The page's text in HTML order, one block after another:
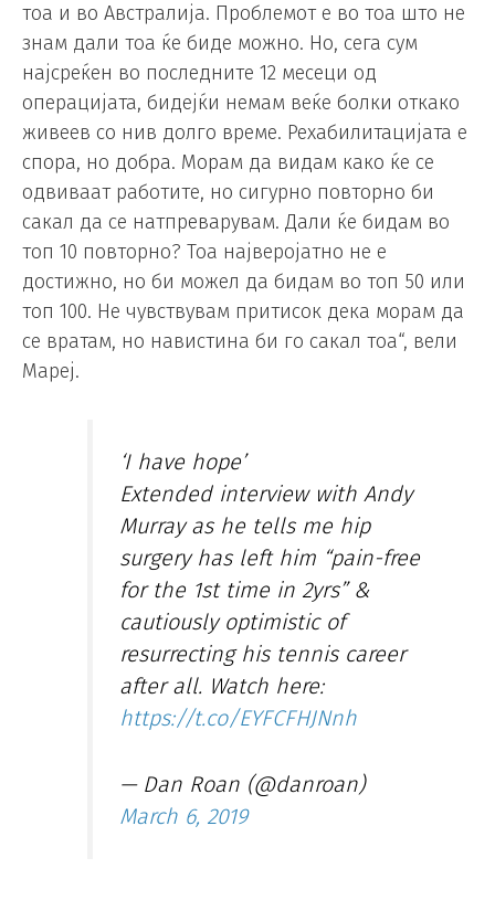
тоа и во Австралија. Проблемот е во тоа што не
знам дали тоа ќе биде можно. Но, сега сум
најсреќен во последните 12 месеци од
операцијата, бидејќи немам веќе болки откако
живеев со нив долго време. Рехабилитацијата е
спора, но добра. Морам да видам како ќе се
одвиваат работите, но сигурно повторно би
сакал да се натпреварувам. Дали ќе бидам во
топ 10 повторно? Тоа најверојатно не е
достижно, но би можел да бидам во топ 50 или
топ 100. Не чувствувам притисок дека морам да
се вратам, но навистина би го сакал тоа“, вели
Мареј.
‘I have hope’
Extended interview with Andy
Murray as he tells me hip
surgery has left him “pain-free
for the 1st time in 2yrs” &
cautiously optimistic of
resurrecting his tennis career
after all. Watch here:
https://t.co/EYFCFHJNnh
— Dan Roan (@danroan)
March 6, 2019